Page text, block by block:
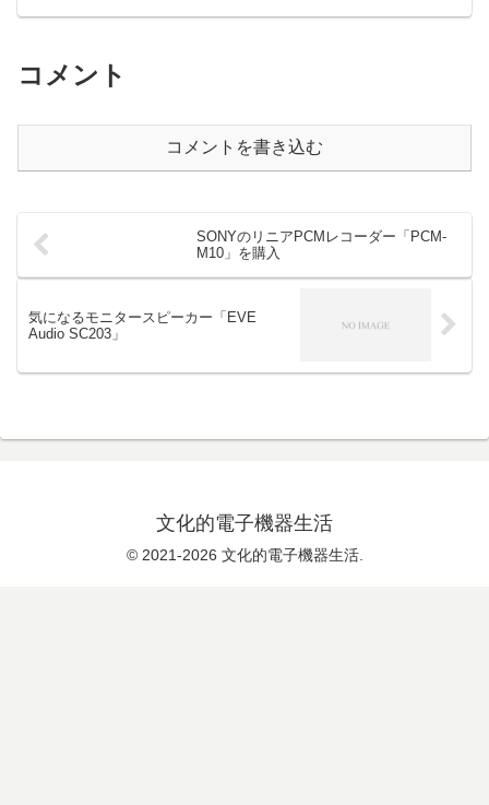
コメント
コメントを書き込む
SONYのリニアPCMレコーダー「PCM-
M10」を購入
気になるモニタースピーカー「EVE
Audio SC203」
文化的電子機器生活
© 2021-2026 文化的電子機器生活.